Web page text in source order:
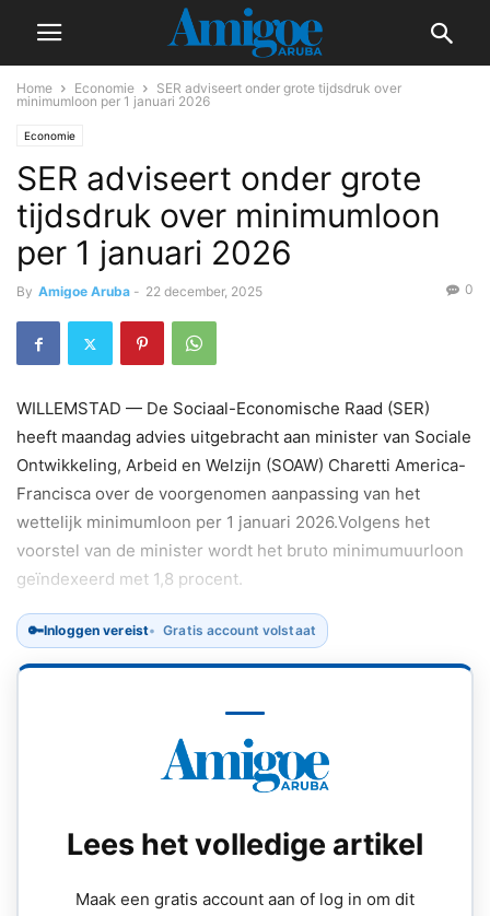
Home Economie
SER adviseert onder grote tijdsdruk over
minimumloon per 1 januari 2026
Economie
SER adviseert onder grote
tijdsdruk over minimumloon
per 1 januari 2026
By Amigoe Aruba - 22 december, 2025 0
WILLEMSTAD — De Sociaal-Economische Raad (SER)
heeft maandag advies uitgebracht aan minister van Sociale
Ontwikkeling, Arbeid en Welzijn (SOAW) Charetti America-
Francisca over de voorgenomen aanpassing van het
wettelijk minimumloon per 1 januari 2026.Volgens het
voorstel van de minister wordt het bruto minimumuurloon
geïndexeerd met 1,8 procent.
🔑Inloggen vereist Gratis account volstaat
Lees het volledige artikel
Maak een gratis account aan of log in om dit